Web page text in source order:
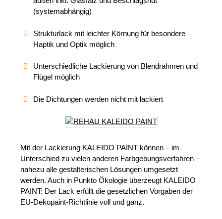
(systemabhängig)
Strukturlack mit leichter Körnung für besondere
Haptik und Optik möglich
Unterschiedliche Lackierung von Blendrahmen und
Flügel möglich
Die Dichtungen werden nicht mit lackiert
Mit der Lackierung KALEIDO PAINT können – im
Unterschied zu vielen anderen Farbgebungsverfahren –
nahezu alle gestalterischen Lösungen umgesetzt
werden. Auch in Punkto Ökologie überzeugt KALEIDO
PAINT: Der Lack erfüllt die gesetzlichen Vorgaben der
EU-Dekopaint-Richtlinie voll und ganz.